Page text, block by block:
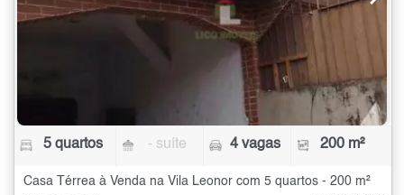
5 quartos - suíte 4 vagas 200 m²
Casa Térrea à Venda na Vila Leonor com 5 quartos - 200 m²